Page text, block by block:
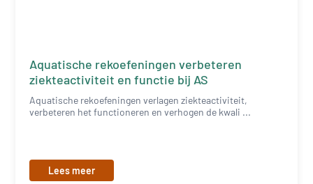
Aquatische rekoefeningen verbeteren
ziekteactiviteit en functie bij AS
Aquatische rekoefeningen verlagen ziekteactiviteit,
verbeteren het functioneren en verhogen de kwali ...
Lees meer